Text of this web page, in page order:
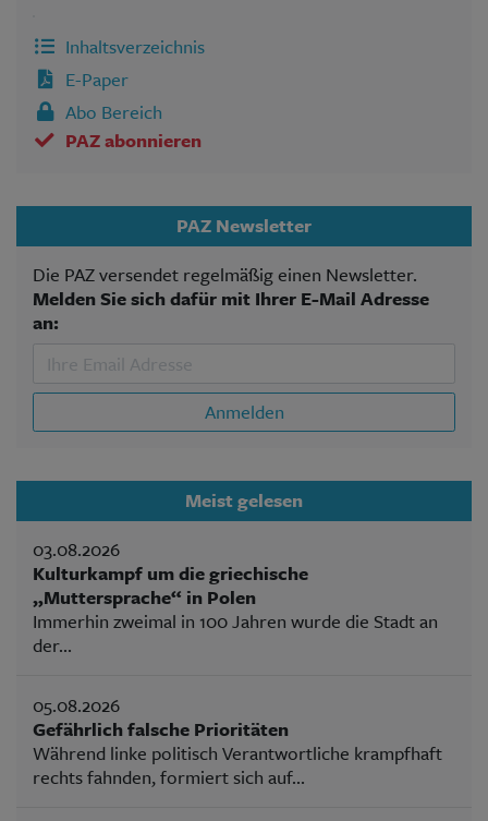
Inhaltsverzeichnis
E-Paper
Abo Bereich
PAZ abonnieren
PAZ Newsletter
Die PAZ versendet regelmäßig einen Newsletter.
Melden Sie sich dafür mit Ihrer E-Mail Adresse
an:
Anmelden
Meist gelesen
03.08.2026
Kulturkampf um die griechische
„Muttersprache“ in Polen
Immerhin zweimal in 100 Jahren wurde die Stadt an
der...
05.08.2026
Gefährlich falsche Prioritäten
Während linke politisch Verantwortliche krampfhaft
rechts fahnden, formiert sich auf...